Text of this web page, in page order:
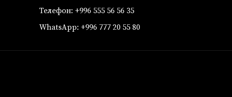
Телефон: +996 555 56 56 35
WhatsApp: +996 777 20 55 80